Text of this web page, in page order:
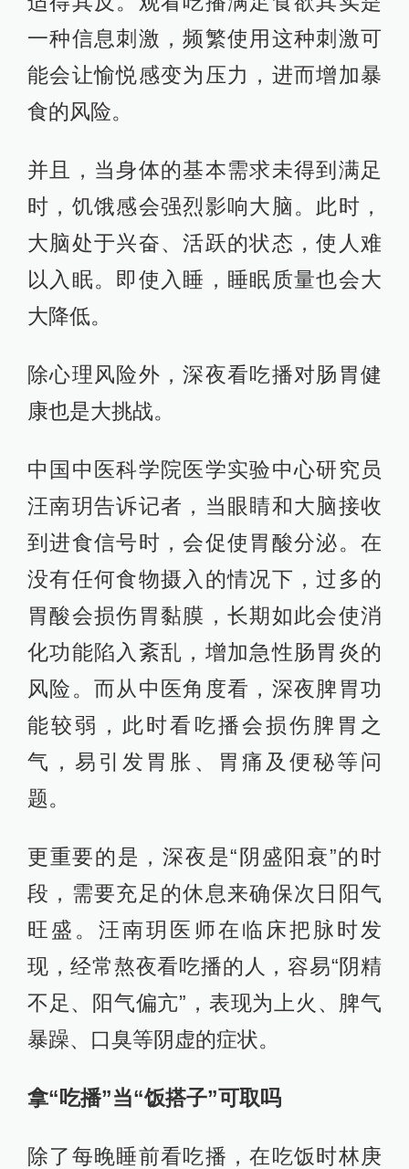
一种信息刺激，频繁使用这种刺激可
能会让愉悦感变为压力，进而增加暴
食的风险。
并且，当身体的基本需求未得到满足
时，饥饿感会强烈影响大脑。此时，
大脑处于兴奋、活跃的状态，使人难
以入眠。即使入睡，睡眠质量也会大
大降低。
除心理风险外，深夜看吃播对肠胃健
康也是大挑战。
中国中医科学院医学实验中心研究员
汪南玥告诉记者，当眼睛和大脑接收
到进食信号时，会促使胃酸分泌。在
没有任何食物摄入的情况下，过多的
胃酸会损伤胃黏膜，长期如此会使消
化功能陷入紊乱，增加急性肠胃炎的
风险。而从中医角度看，深夜脾胃功
能较弱，此时看吃播会损伤脾胃之
气，易引发胃胀、胃痛及便秘等问
题。
更重要的是，深夜是“阴盛阳衰”的时
段，需要充足的休息来确保次日阳气
旺盛。汪南玥医师在临床把脉时发
现，经常熬夜看吃播的人，容易“阴精
不足、阳气偏亢”，表现为上火、脾气
暴躁、口臭等阴虚的症状。
拿“吃播”当“饭搭子”可取吗
除了每晚睡前看吃播，在吃饭时林庚